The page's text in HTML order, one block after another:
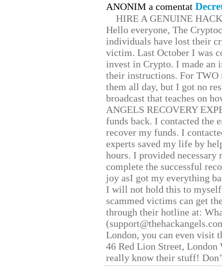
ANONIM a comentat
HIRE A GENUINE
Hello everyone, The
individuals have lost their
victim. Last October I was
invest in Crypto. I made
their instructions. For TWO
them all day, but I got no
broadcast that teaches on
ANGELS RECOVERY
funds back. I contacted the
recover my funds. I
experts saved my life by
hours. I provided
complete the successful
joy asI got my everything
I will not hold this to
scammed victims can get
through their hotline at:
London, you can even visit
46 Red Lion Street, London
really know their stuff!